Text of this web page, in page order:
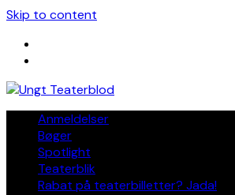
Skip to content
Anmeldelser
Bøger
Spotlight
Teaterblik
Rabat på teaterbilletter? Jada!